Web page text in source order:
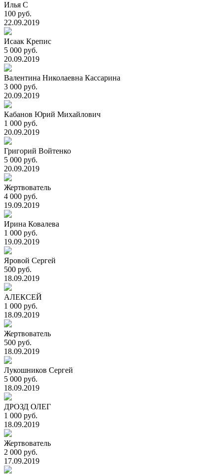
Илья С
100 руб.
22.09.2019
Исаак Крепис
5 000 руб.
20.09.2019
Валентина Николаевна Кассарина
3 000 руб.
20.09.2019
Кабанов Юрий Михайлович
1 000 руб.
20.09.2019
Григорий Войтенко
5 000 руб.
20.09.2019
Жертвователь
4 000 руб.
19.09.2019
Ирина Ковалева
1 000 руб.
19.09.2019
Яровой Сергей
500 руб.
18.09.2019
АЛЕКСЕЙ
1 000 руб.
18.09.2019
Жертвователь
500 руб.
18.09.2019
Лукошников Сергей
5 000 руб.
18.09.2019
ДРОЗД ОЛЕГ
1 000 руб.
18.09.2019
Жертвователь
2 000 руб.
17.09.2019